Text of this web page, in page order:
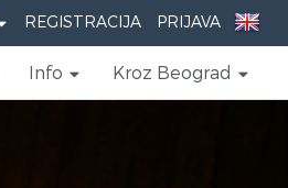
REGISTRACIJA PRIJAVA
Info Kroz Beograd